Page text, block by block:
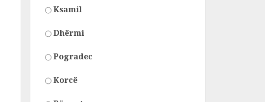
Ksamil
Dhërmi
Pogradec
Korcë